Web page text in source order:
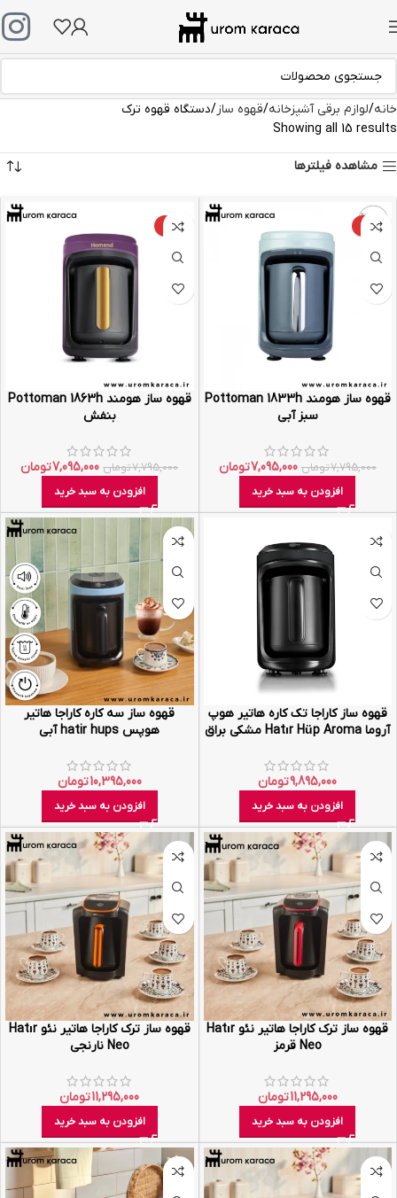
خانه لوازم برقی آشپزخانه قهوه ساز دستگاه قهوه ترک
Showing all 15 results
مشاهده فیلترها
-9%
قهوه ساز هومند Pottoman 1833h
سبز آبی
7,795,000تومان 7,095,000تومان
افزودن به سبد خرید
-9%
قهوه ساز هومند Pottoman 1863h
بنفش
7,795,000تومان 7,095,000تومان
افزودن به سبد خرید
قهوه ساز کاراجا تک کاره هاتیر هوپ
آروما Hatır Hüp Aroma مشکی براق
9,895,000تومان
افزودن به سبد خرید
قهوه ساز سه کاره کاراجا‌ هاتیر
هوپس hatir hups آبی
10,395,000تومان
افزودن به سبد خرید
قهوه ساز ترک کاراجا هاتیر نئو Hatır
Neo قرمز
11,295,000تومان
افزودن به سبد خرید
قهوه‌ ساز ترک کاراجا هاتیر نئو Hatır
Neo نارنجی
11,295,000تومان
افزودن به سبد خرید